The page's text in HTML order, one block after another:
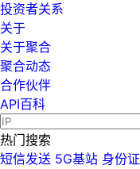
投资者关系
关于
关于聚合
聚合动态
合作伙伴
API百科
热门搜索
短信发送 5G基站 身份证